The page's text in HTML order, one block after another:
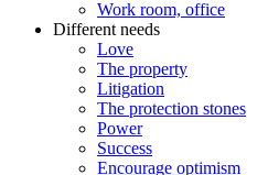
Work room, office
Different needs
Love
The property
Litigation
The protection stones
Power
Success
Encourage optimism